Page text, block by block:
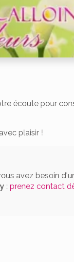
écoute pour
plaisir !
avez besoin
: prenez contact